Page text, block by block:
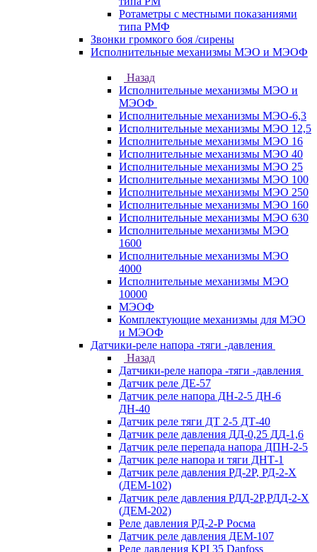
Ротаметры с местными показаниями
типа РМФ
Звонки громкого боя /сирены
Исполнительные механизмы МЭО и МЭОФ
Назад
Исполнительные механизмы МЭО и
МЭОФ
Исполнительные механизмы МЭО-6,3
Исполнительные механизмы МЭО 12,5
Исполнительные механизмы МЭО 16
Исполнительные механизмы МЭО 40
Исполнительные механизмы МЭО 25
Исполнительные механизмы МЭО 100
Исполнительные механизмы МЭО 250
Исполнительные механизмы МЭО 160
Исполнительные механизмы МЭО 630
Исполнительные механизмы МЭО
1600
Исполнительные механизмы МЭО
4000
Исполнительные механизмы МЭО
10000
МЭОФ
Комплектующие механизмы для МЭО
и МЭОФ
Датчики-реле напора -тяги -давления
Назад
Датчики-реле напора -тяги -давления
Датчик реле ДЕ-57
Датчик реле напора ДН-2-5 ДН-6
ДН-40
Датчик реле тяги ДТ 2-5 ДТ-40
Датчик реле давления ДД-0,25 ДД-1,6
Датчик реле перепада напора ДПН-2-5
Датчик реле напора и тяги ДНТ-1
Датчик реле давления РД-2Р, РД-2-Х
(ДЕМ-102)
Датчик реле давления РДД-2Р,РДД-2-Х
(ДЕМ-202)
Реле давления РД-2-Р Росма
Датчик реле давления ДЕМ-107
Реле давления KPI 35 Danfoss